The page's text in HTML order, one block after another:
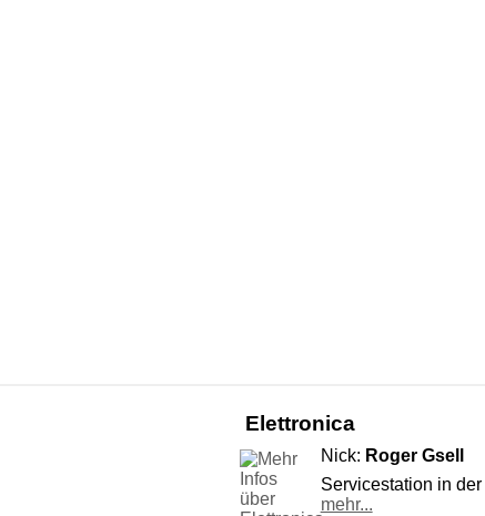
Elettronica
Nick: Roger Gsell
Servicestation in
mehr...